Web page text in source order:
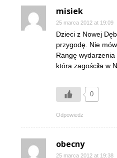
misiek
25 marca 2012 at 19:09
Dzieci z Nowej
przygodę. Nie
Rangę wydarzenia
która zagościła w
0
Odpowiedz
obecny
25 marca 2012 at 19:38